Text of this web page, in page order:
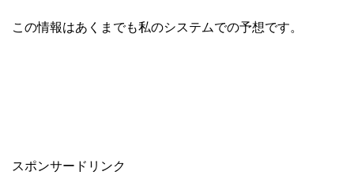
この情報はあくまでも私のシステムでの予想です。
スポンサードリンク